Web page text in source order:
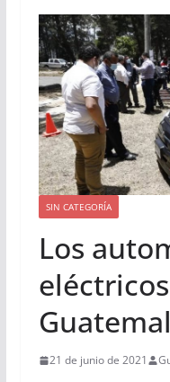
SIN CATEGORÍA
Los
21 de junio de 2021